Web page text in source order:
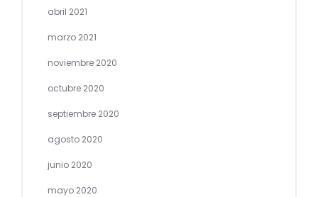
abril 2021
marzo 2021
noviembre 2020
octubre 2020
septiembre 2020
agosto 2020
junio 2020
mayo 2020